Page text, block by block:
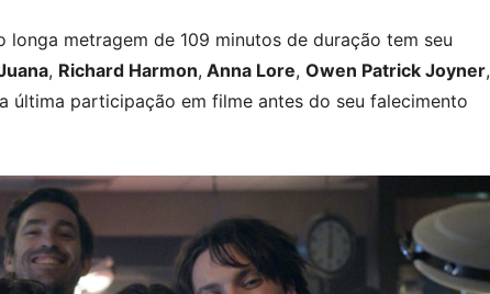
longa metragem de 109 minutos de duração tem seu
, Richard Harmon, Anna Lore, Owen Patrick Joyner,
última participação em filme antes do seu falecimento